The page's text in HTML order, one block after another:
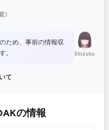
Shizuku
ため、事前の情報収
。
て
の情報